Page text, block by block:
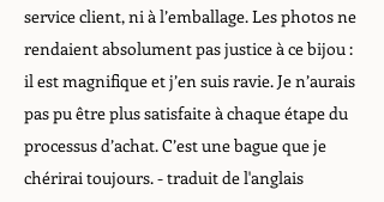
service client, ni à l’emballage. Les photos ne
rendaient absolument pas justice à ce bijou :
il est magnifique et j’en suis ravie. Je n’aurais
pas pu être plus satisfaite à chaque étape du
processus d’achat. C’est une bague que je
chérirai toujours.- traduit de l'anglais